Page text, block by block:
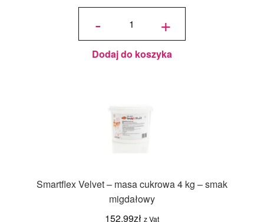
-
ilość
masa
cukrowa
(4x2,5 kg)
- smak
+
Dodaj do koszyka
Smartflex Velvet – masa cukrowa 4 kg – smak
migdałowy
152.99zł z Vat